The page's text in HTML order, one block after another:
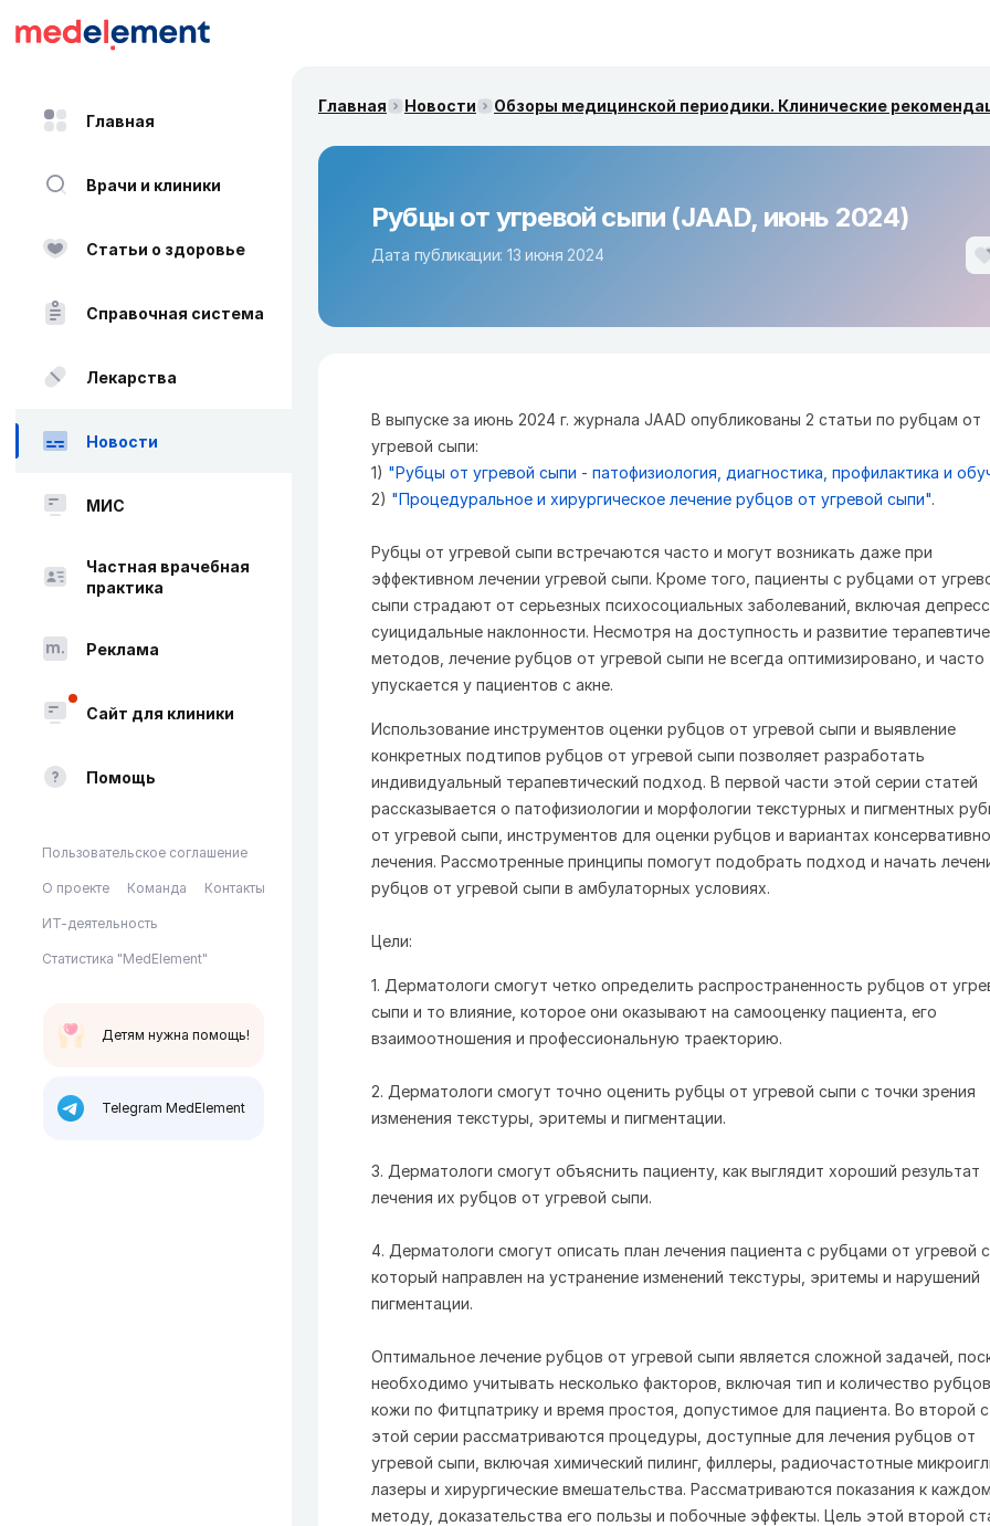
Главная
Врачи и клиники
Статьи о здоровье
Справочная система
Лекарства
Новости
МИС
Частная врачебная
практика
Реклама
Сайт для клиники
Помощь
Пользовательское соглашение
О проекте Команда Контакты
ИТ-деятельность
Статистика "MedElement"
Детям нужна помощь!
Telegram MedElement
Главная Новости Обзоры медицинской периодики. Клинические
Рубцы от угревой сыпи (JAAD, июнь 2024)
Дата публикации: 13 июня 2024
В выпуске за июнь 2024 г. журнала JAAD опубликованы 2 статьи по рубцам от
угревой сыпи:
1) "Рубцы от угревой сыпи - патофизиология, диагностика, профилактика и
2) "Процедуральное и хирургическое лечение рубцов от угревой сыпи".
Рубцы от угревой сыпи встречаются часто и могут возникать даже при
эффективном лечении угревой сыпи. Кроме того, пациенты с рубцами от
сыпи страдают от серьезных психосоциальных заболеваний, включая
суицидальные наклонности. Несмотря на доступность и развитие
методов, лечение рубцов от угревой сыпи не всегда оптимизировано, и часто
упускается у пациентов с акне.
Использование инструментов оценки рубцов от угревой сыпи и выявление
конкретных подтипов рубцов от угревой сыпи позволяет разработать
индивидуальный терапевтический подход. В первой части этой серии статей
рассказывается о патофизиологии и морфологии текстурных и пигментных
от угревой сыпи, инструментов для оценки рубцов и вариантах
лечения. Рассмотренные принципы помогут подобрать подход и начать
рубцов от угревой сыпи в амбулаторных условиях.
Цели:
1. Дерматологи смогут четко определить распространенность рубцов от
сыпи и то влияние, которое они оказывают на самооценку пациента, его
взаимоотношения и профессиональную траекторию.
2. Дерматологи смогут точно оценить рубцы от угревой сыпи с точки зрения
изменения текстуры, эритемы и пигментации.
3. Дерматологи смогут объяснить пациенту, как выглядит хороший результат
лечения их рубцов от угревой сыпи.
4. Дерматологи смогут описать план лечения пациента с рубцами от угревой
который направлен на устранение изменений текстуры, эритемы и нарушений
пигментации.
Оптимальное лечение рубцов от угревой сыпи является сложной задачей,
необходимо учитывать несколько факторов, включая тип и количество
кожи по Фитцпатрику и время простоя, допустимое для пациента. Во второй
этой серии рассматриваются процедуры, доступные для лечения рубцов от
угревой сыпи, включая химический пилинг, филлеры, радиочастотные
лазеры и хирургические вмешательства. Рассматриваются показания к
методу, доказательства его пользы и побочные эффекты. Цель этой второй